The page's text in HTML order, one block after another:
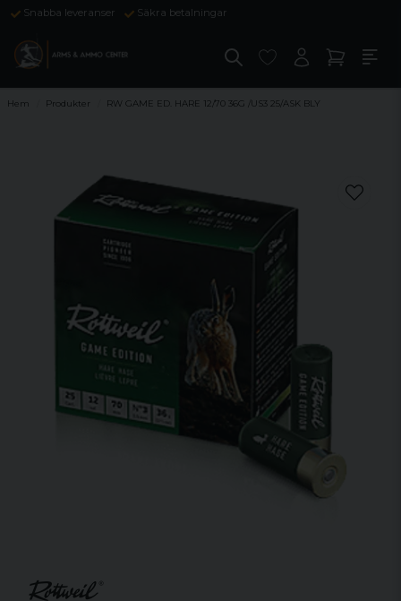
Snabba leveranser Säkra betalningar
Hem Produkter RW GAME ED. HARE 12/70 36G /US3 25/ASK BLY